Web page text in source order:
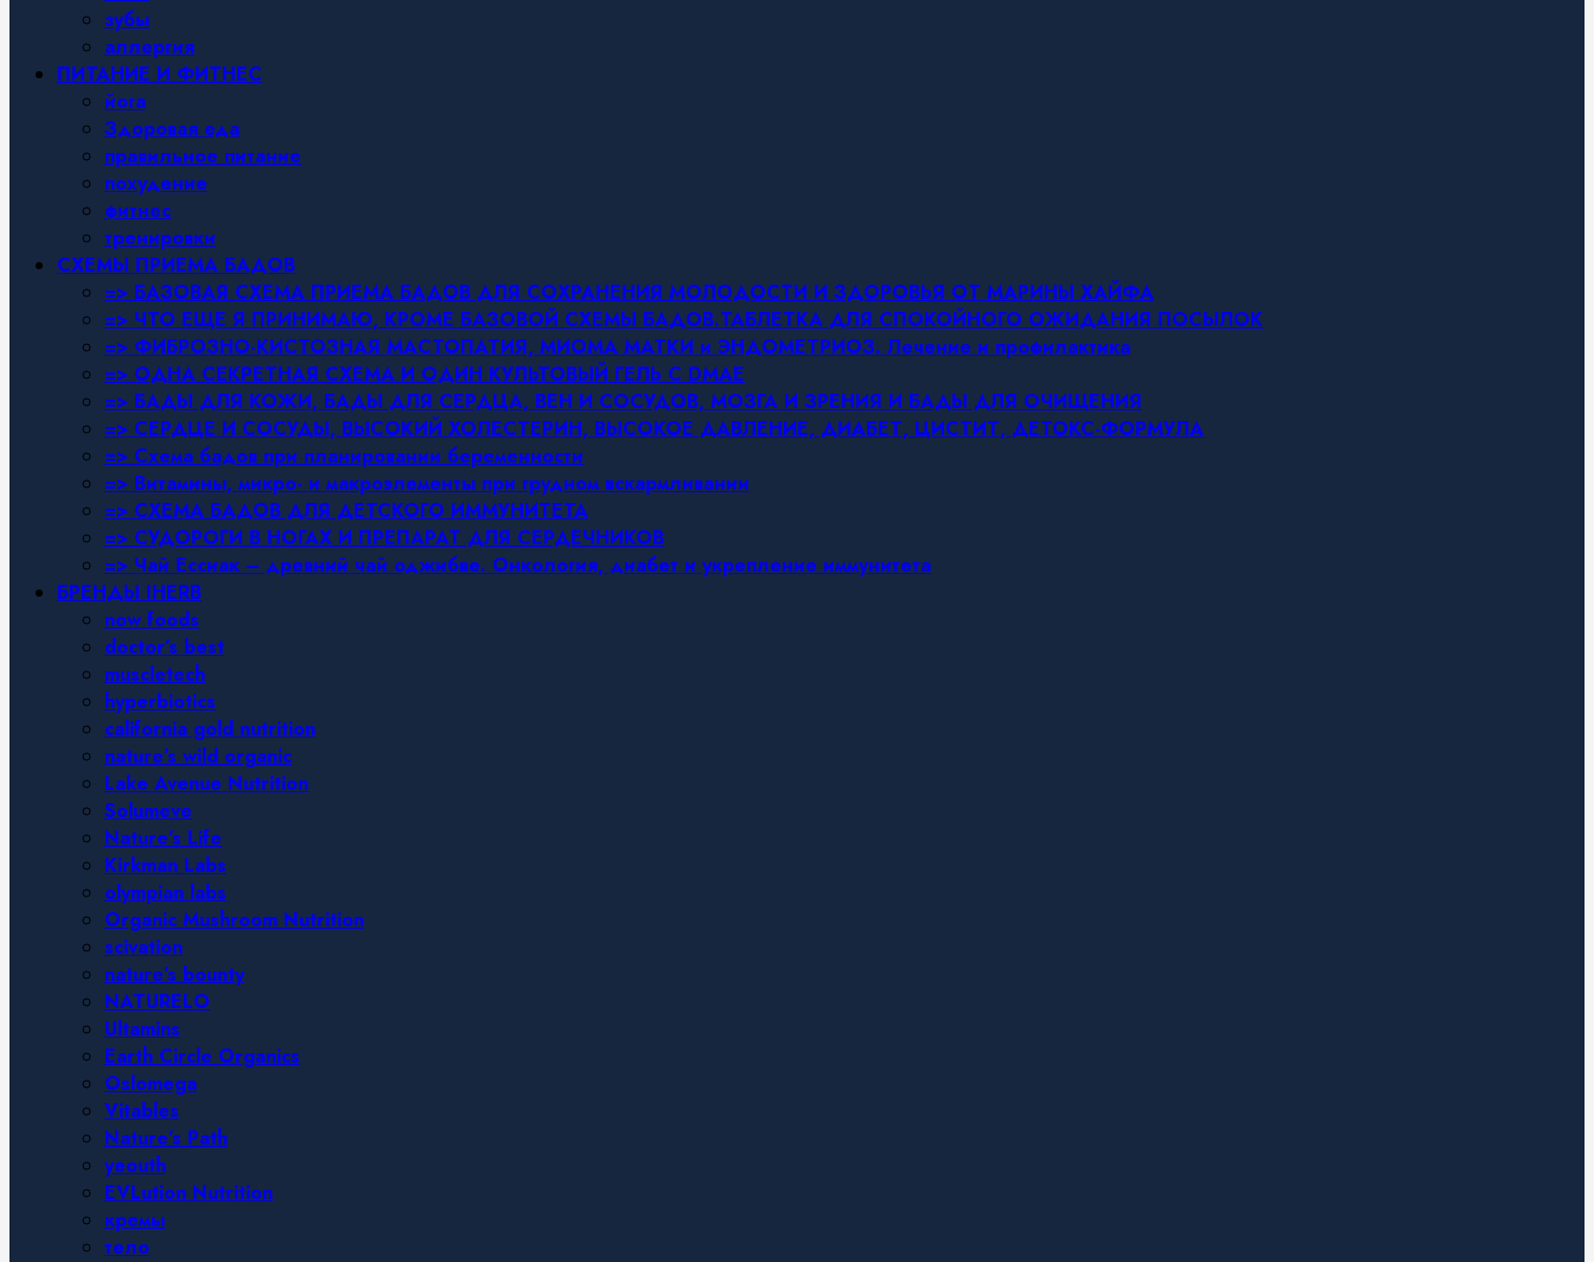
зубы
аллергия
ПИТАНИЕ И ФИТНЕС
йога
Здоровая еда
правильное питание
похудение
фитнес
тренировки
СХЕМЫ ПРИЕМА БАДОВ
=> БАЗОВАЯ СХЕМА ПРИЕМА БАДОВ ДЛЯ СОХРАНЕНИЯ МОЛОДОСТИ И ЗДОРОВЬЯ ОТ МАРИНЫ ХАЙФА
=> ЧТО ЕЩЕ Я ПРИНИМАЮ, КРОМЕ БАЗОВОЙ СХЕМЫ БАДОВ.ТАБЛЕТКА ДЛЯ СПОКОЙНОГО ОЖИДАНИЯ ПОСЫЛОК
=> ФИБРОЗНО-КИСТОЗНАЯ МАСТОПАТИЯ, МИОМА МАТКИ и ЭНДОМЕТРИОЗ. Лечение и профилактика
=> ОДНА СЕКРЕТНАЯ СХЕМА И ОДИН КУЛЬТОВЫЙ ГЕЛЬ С DMAE
=> БАДЫ ДЛЯ КОЖИ, БАДЫ ДЛЯ СЕРДЦА, ВЕН И СОСУДОВ, МОЗГА И ЗРЕНИЯ И БАДЫ ДЛЯ ОЧИЩЕНИЯ
=> СЕРДЦЕ И СОСУДЫ, ВЫСОКИЙ ХОЛЕСТЕРИН, ВЫСОКОЕ ДАВЛЕНИЕ, ДИАБЕТ, ЦИСТИТ, ДЕТОКС-ФОРМУЛА
=> Схема бадов при планировании беременности
=> Витамины, микро- и макроэлементы при грудном вскармливании
=> СХЕМА БАДОВ ДЛЯ ДЕТСКОГО ИММУНИТЕТА
=> СУДОРОГИ В НОГАХ И ПРЕПАРАТ ДЛЯ СЕРДЕЧНИКОВ
=> Чай Ессиак – древний чай оджибве. Онкология, диабет и укрепление иммунитета
БРЕНДЫ IHERB
now foods
doctor’s best
muscletech
hyperbiotics
california gold nutrition
nature’s wild organic
Lake Avenue Nutrition
Solumeve
Nature’s Life
Kirkman Labs
olympian labs
Organic Mushroom Nutrition
scivation
nature’s bounty
NATURELO
Ultamins
Earth Circle Organics
Oslomega
Vitables
Nature’s Path
yeouth
EVLution Nutrition
кремы
тело